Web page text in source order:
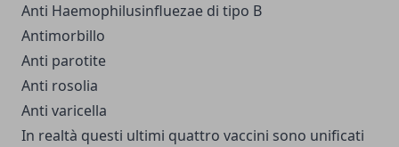
Anti Haemophilusinfluezae di tipo B
Antimorbillo
Anti parotite
Anti rosolia
Anti varicella
In realtà questi ultimi quattro vaccini sono unificati